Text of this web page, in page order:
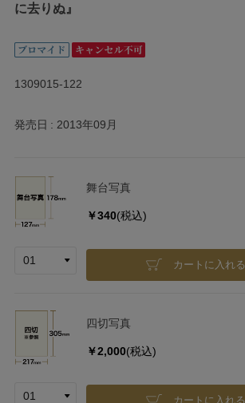
に去りぬ』
1309015-122
発売日 2013年09月
舞台写真
￥340(税込)
カートに入れる
四切写真
￥2,000(税込)
カートに入れる